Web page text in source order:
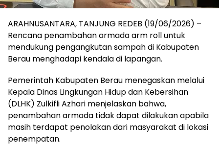
ARAHNUSANTARA, TANJUNG REDEB (19/06/2026) –
Rencana penambahan armada arm roll untuk
mendukung pengangkutan sampah di Kabupaten
Berau menghadapi kendala di lapangan.
Pemerintah Kabupaten Berau menegaskan melalui
Kepala Dinas Lingkungan Hidup dan Kebersihan
(DLHK) Zulkifli Azhari menjelaskan bahwa,
penambahan armada tidak dapat dilakukan apabila
masih terdapat penolakan dari masyarakat di lokasi
penempatan.